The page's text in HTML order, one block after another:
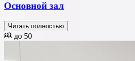
Основной зал
Читать полностью
до 50